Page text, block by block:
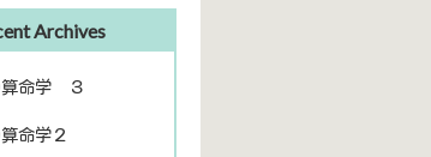
Archives
算命学 ３
命学２